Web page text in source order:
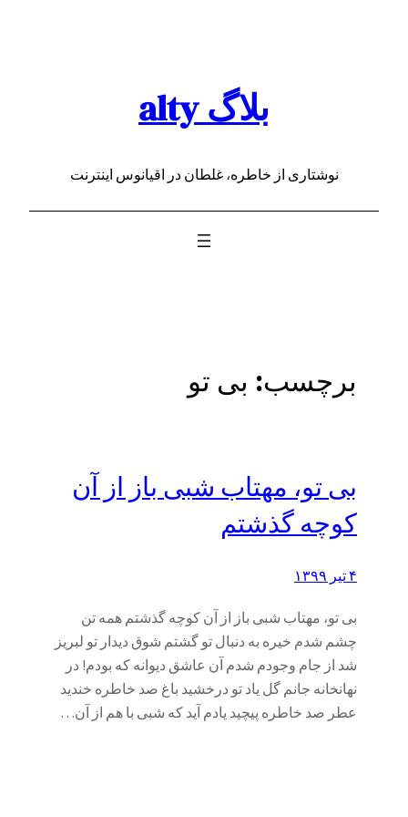
بلاگ alty
نوشتاری از خاطره، غلطان در اقیانوس اینترنت
برچسب: بی تو
بی تو، مهتاب شبی باز از آن
کوچه گذشتم
۴ تیر ۱۳۹۹
بی تو، مهتاب شبی باز از آن کوچه گذشتم همه تن
چشم شدم خیره به دنبال تو گشتم شوق دیدار تو لبریز
شد از جام وجودم شدم آن عاشق دیوانه که بودم! در
نهانخانه جانم گل یاد تو درخشید باغ صد خاطره خندید
عطر صد خاطره پیچید یادم آید که شبی با هم از آن…